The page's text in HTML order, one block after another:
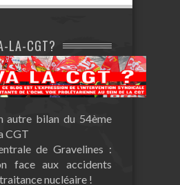
LA-CGT?
autre bilan du 54ème
CGT
de Gravelines :
face aux accidents
nucléaire !